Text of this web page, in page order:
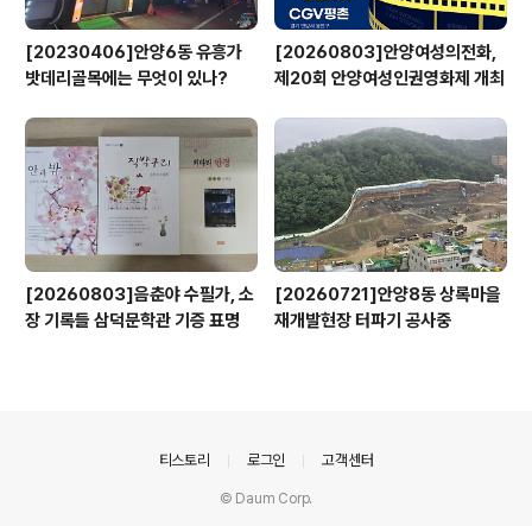
[20230406]안양6동 유흥가
밧데리골목에는 무엇이 있나?
[20260803]안양여성의전화,
제20회 안양여성인권영화제 개최
[20260803]음춘야 수필가, 소
장 기록들 삼덕문학관 기증 표명
[20260721]안양8동 상록마을
재개발현장 터파기 공사중
티스토리 로그인 고객센터
© Daum Corp.